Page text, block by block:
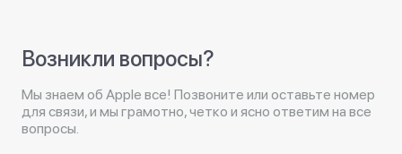
Возникли вопросы?
Мы знаем об Apple все! Позвоните или оставьте номер
для связи, и мы грамотно, четко и ясно ответим на все
вопросы.